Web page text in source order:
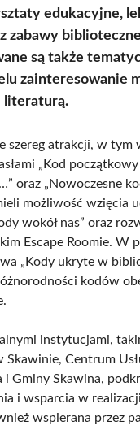
edukacyjne,
zabawy
są także
zainteresowanie
literaturą.
szereg atrakcji, w tym
„Kod
oraz „Nowoczesne
możliwość wzięcia
wokół nas” oraz
Escape Roomie. W
„Kody ukryte w
kodów
instytucjami,
Centrum
i Gminy Skawina,
i wsparcia w
wspierana przez